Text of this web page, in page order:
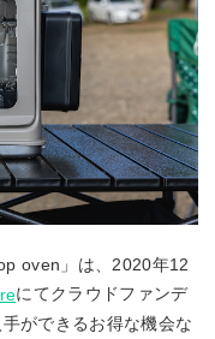
oven」は、2020年12
にてクラウドファンデ
ができるお得な機会な